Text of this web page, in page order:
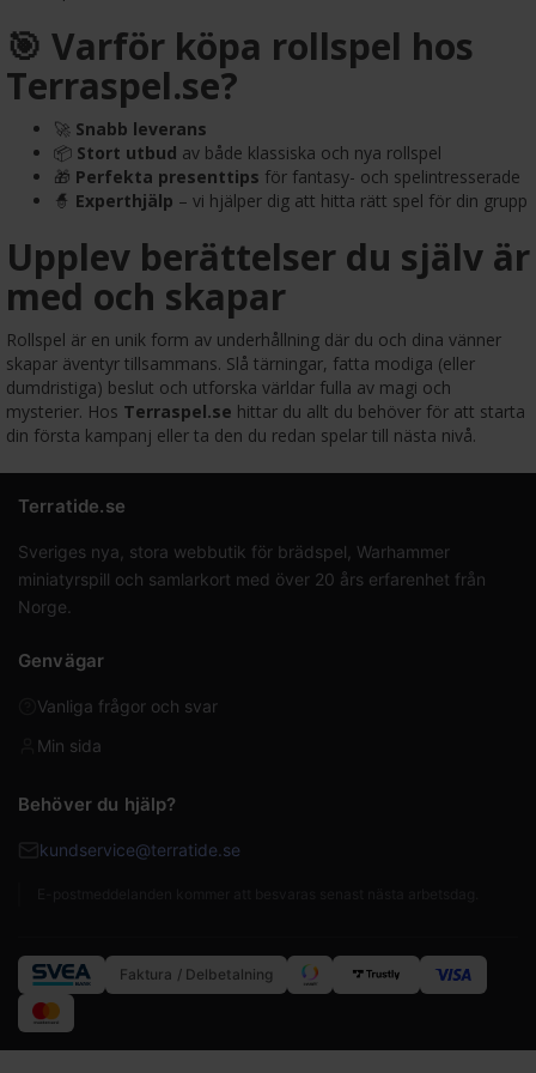
🎯 Varför köpa rollspel hos
Terraspel.se?
🚀 Snabb leverans
📦 Stort utbud av både klassiska och nya rollspel
🎁 Perfekta presenttips för fantasy- och spelintresserade
🧙 Experthjälp – vi hjälper dig att hitta rätt spel för din grupp
Upplev berättelser du själv är
med och skapar
Rollspel är en unik form av underhållning där du och dina vänner
skapar äventyr tillsammans. Slå tärningar, fatta modiga (eller
dumdristiga) beslut och utforska världar fulla av magi och
mysterier. Hos Terraspel.se hittar du allt du behöver för att starta
din första kampanj eller ta den du redan spelar till nästa nivå.
Terratide.se
Sveriges nya, stora webbutik för brädspel, Warhammer
miniatyrspill och samlarkort med över 20 års erfarenhet från
Norge.
Genvägar
Vanliga frågor och svar
Min sida
Behöver du hjälp?
kundservice@terratide.se
Faktura / Delbetalning